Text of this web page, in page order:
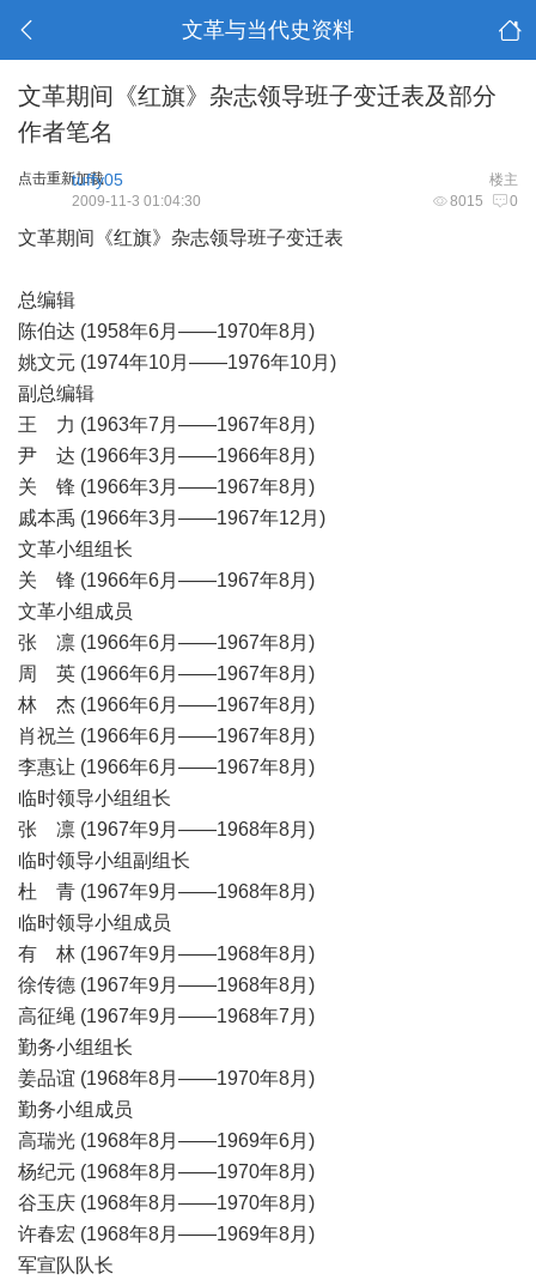
文革与当代史资料
文革期间《红旗》杂志领导班子变迁表及部分
作者笔名
点击重新加载 楼主
tuffy05
8015 0
2009-11-3 01:04:30
文革期间《红旗》杂志领导班子变迁表
总编辑
陈伯达 (1958年6月——1970年8月)
姚文元 (1974年10月——1976年10月)
副总编辑
王 力 (1963年7月——1967年8月)
尹 达 (1966年3月——1966年8月)
关 锋 (1966年3月——1967年8月)
戚本禹 (1966年3月——1967年12月)
文革小组组长
关 锋 (1966年6月——1967年8月)
文革小组成员
张 凛 (1966年6月——1967年8月)
周 英 (1966年6月——1967年8月)
林 杰 (1966年6月——1967年8月)
肖祝兰 (1966年6月——1967年8月)
李惠让 (1966年6月——1967年8月)
临时领导小组组长
张 凛 (1967年9月——1968年8月)
临时领导小组副组长
杜 青 (1967年9月——1968年8月)
临时领导小组成员
有 林 (1967年9月——1968年8月)
徐传德 (1967年9月——1968年8月)
高征绳 (1967年9月——1968年7月)
勤务小组组长
姜品谊 (1968年8月——1970年8月)
勤务小组成员
高瑞光 (1968年8月——1969年6月)
杨纪元 (1968年8月——1970年8月)
谷玉庆 (1968年8月——1970年8月)
许春宏 (1968年8月——1969年8月)
军宣队队长